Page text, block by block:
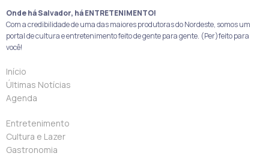
Onde há Salvador, há ENTRETENIMENTO!
Com a credibilidade de uma das maiores produtoras do Nordeste, somos um
portal de cultura e entretenimento feito de gente para gente. (Per)feito para
você!
Início
Últimas Notícias
Agenda
Entretenimento
Cultura e Lazer
Gastronomia